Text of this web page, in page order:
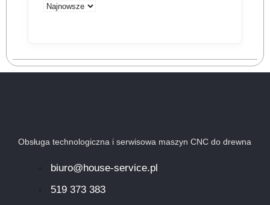
Obsługa technologiczna i serwisowa maszyn CNC do drewna
biuro@house-service.pl
519 373 383